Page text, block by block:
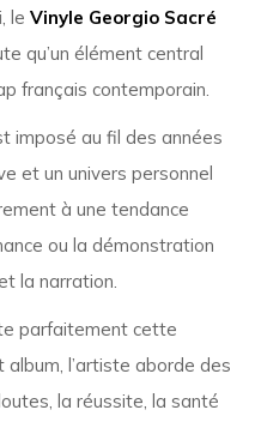
le Vinyle Georgio Sacré
qu’un élément central
français contemporain.
imposé au fil des années
et un univers personnel
à une tendance
ou la démonstration
la narration.
parfaitement cette
l’artiste aborde des
la réussite, la santé